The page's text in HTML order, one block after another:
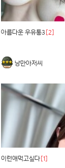
아름다운 우유통3 [2]
낭만아저씨
이런애먹고싶다 [1]